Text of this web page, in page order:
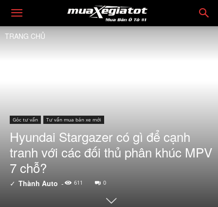
TRANG CHỦ
Góc tư vấn Tư vấn mua bán xe mới
Hyundai Stargazer có gì để cạnh
tranh với các đối thủ phân khúc MPV
7 chỗ?
✓ Thành Auto - 611 0